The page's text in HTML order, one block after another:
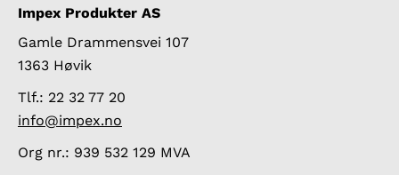
Impex Produkter AS
Gamle Drammensvei 107
1363 Høvik
Tlf.: 22 32 77 20
info@impex.no
Org nr.: 939 532 129 MVA